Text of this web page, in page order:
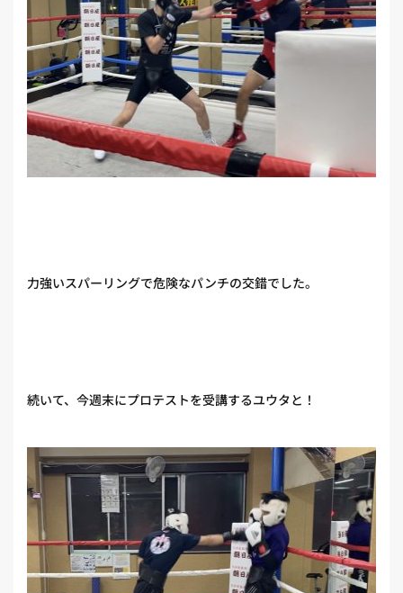
力強いスパーリングで危険なパンチの交錯でした。
続いて、今週末にプロテストを受講するユウタと！